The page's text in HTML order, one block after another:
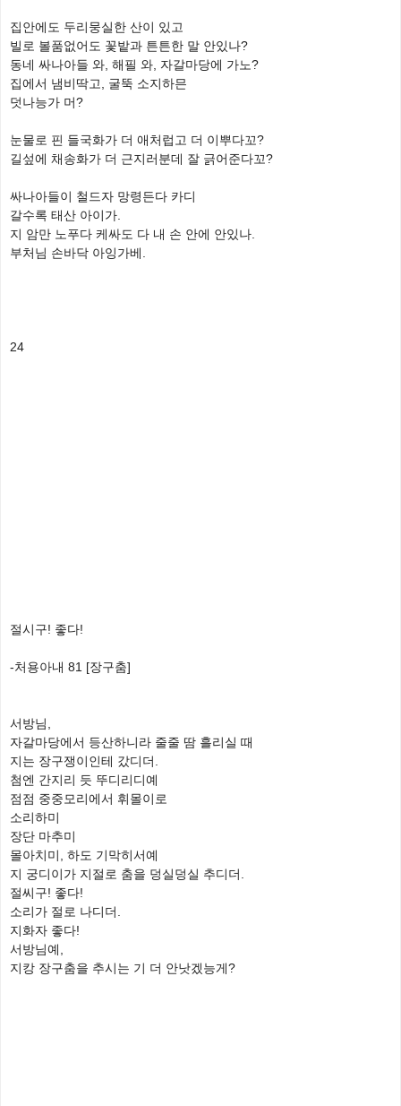
집안에도 두리뭉실한 산이 있고
빌로 볼품없어도 꽃밭과 튼튼한 말 안있나?
동네 싸나아들 와, 해필 와, 자갈마당에 가노?
집에서 냄비딱고, 굴뚝 소지하믄
덧나능가 머?
눈물로 핀 들국화가 더 애처럽고 더 이뿌다꼬?
길섶에 채송화가 더 근지러분데 잘 긁어준다꼬?
싸나아들이 철드자 망령든다 카디
갈수록 태산 아이가.
지 암만 노푸다 케싸도 다 내 손 안에 안있나.
부처님 손바닥 아잉가베.
24
절시구! 좋다!
-처용아내 81 [장구춤]
서방님,
자갈마당에서 등산하니라 줄줄 땀 흘리실 때
지는 장구쟁이인테 갔디더.
첨엔 간지리 듯 뚜디리디예
점점 중중모리에서 휘몰이로
소리하미
장단 마추미
몰아치미, 하도 기막히서예
지 궁디이가 지절로 춤을 덩실덩실 추디더.
절씨구! 좋다!
소리가 절로 나디더.
지화자 좋다!
서방님예,
지캉 장구춤을 추시는 기 더 안낫겠능게?